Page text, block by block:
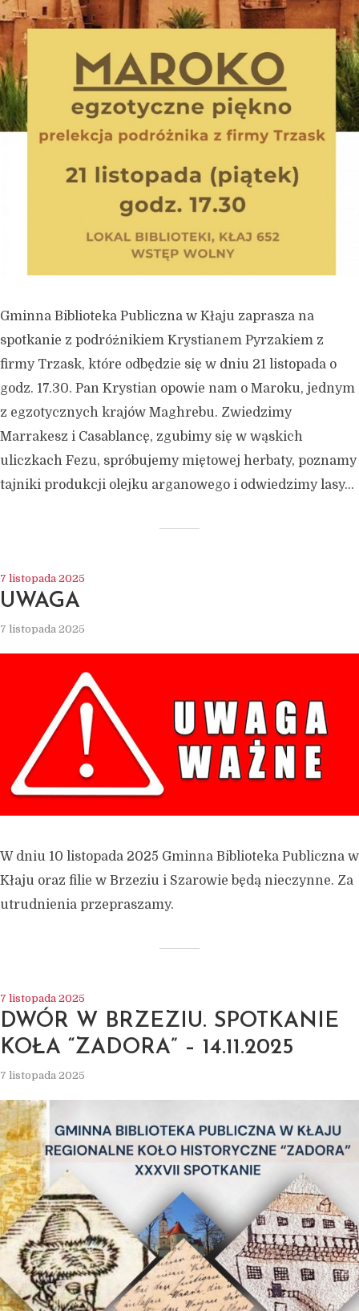
Gminna Biblioteka Publiczna w Kłaju zaprasza na
spotkanie z podróżnikiem Krystianem Pyrzakiem z
firmy Trzask, które odbędzie się w dniu 21 listopada o
godz. 17.30. Pan Krystian opowie nam o Maroku, jednym
z egzotycznych krajów Maghrebu. Zwiedzimy
Marrakesz i Casablancę, zgubimy się w wąskich
uliczkach Fezu, spróbujemy miętowej herbaty, poznamy
tajniki produkcji olejku arganowego i odwiedzimy lasy...
7 listopada 2025
UWAGA
7 listopada 2025
W dniu 10 listopada 2025 Gminna Biblioteka Publiczna w
Kłaju oraz filie w Brzeziu i Szarowie będą nieczynne. Za
utrudnienia przepraszamy.
7 listopada 2025
DWÓR W BRZEZIU. SPOTKANIE
KOŁA “ZADORA” – 14.11.2025
7 listopada 2025